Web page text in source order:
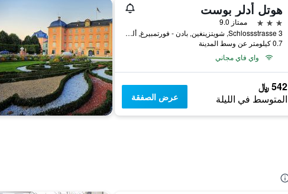
هوتل أدلر بوست
3 نجوم
ممتاز 9.0
Schlossstrasse 3, شويتزينغين, بادن - فورتمبيرغ, ألمانيا
0.7 كيلومتر عن وسط المدينة
واي فاي مجاني
542 ﷼
المتوسط في الليلة عرض الصفقة